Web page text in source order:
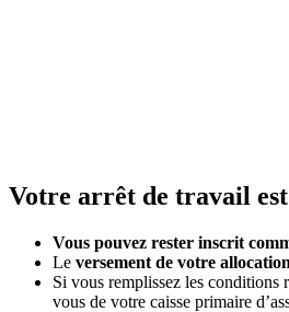
Votre arrêt de travail
Vous pouvez rester inscrit
Le versement de votre
Si vous remplissez les conditions
vous de votre caisse primaire